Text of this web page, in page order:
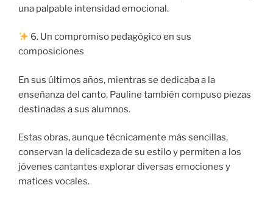
una palpable intensidad emocional.
6. Un compromiso pedagógico en sus
composiciones
En sus últimos años, mientras se dedicaba a la
enseñanza del canto, Pauline también compuso piezas
destinadas a sus alumnos.
Estas obras, aunque técnicamente más sencillas,
conservan la delicadeza de su estilo y permiten a los
jóvenes cantantes explorar diversas emociones y
matices vocales.